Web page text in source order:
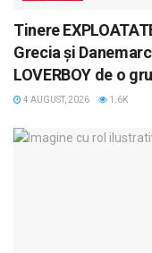
Tinere
Grecia și
LOVERBOY de o
4 AUGUST, 2026 1.6K